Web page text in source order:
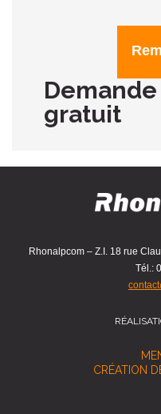
gratuit
Rhonalpcom – Z.I. 18 rue
Tél.:
CRÉATION